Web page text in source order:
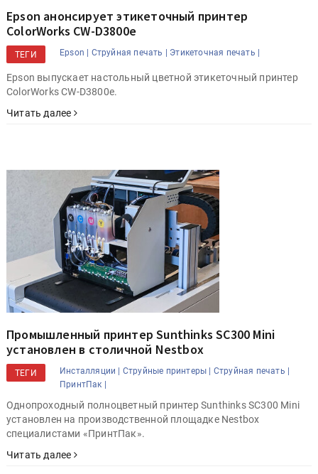
Epson анонсирует этикеточный принтер
ColorWorks CW-D3800e
ТЕГИ Epson | Струйная печать | Этикеточная печать |
Epson выпускает настольный цветной этикеточный принтер
ColorWorks CW-D3800e.
Читать далее
Промышленный принтер Sunthinks SC300 Mini
установлен в столичной Nestbox
ТЕГИ Инсталляции | Струйные принтеры | Струйная печать |
ПринтПак |
Однопроходный полноцветный принтер Sunthinks SC300 Mini
установлен на производственной площадке Nestbox
специалистами «ПринтПак».
Читать далее